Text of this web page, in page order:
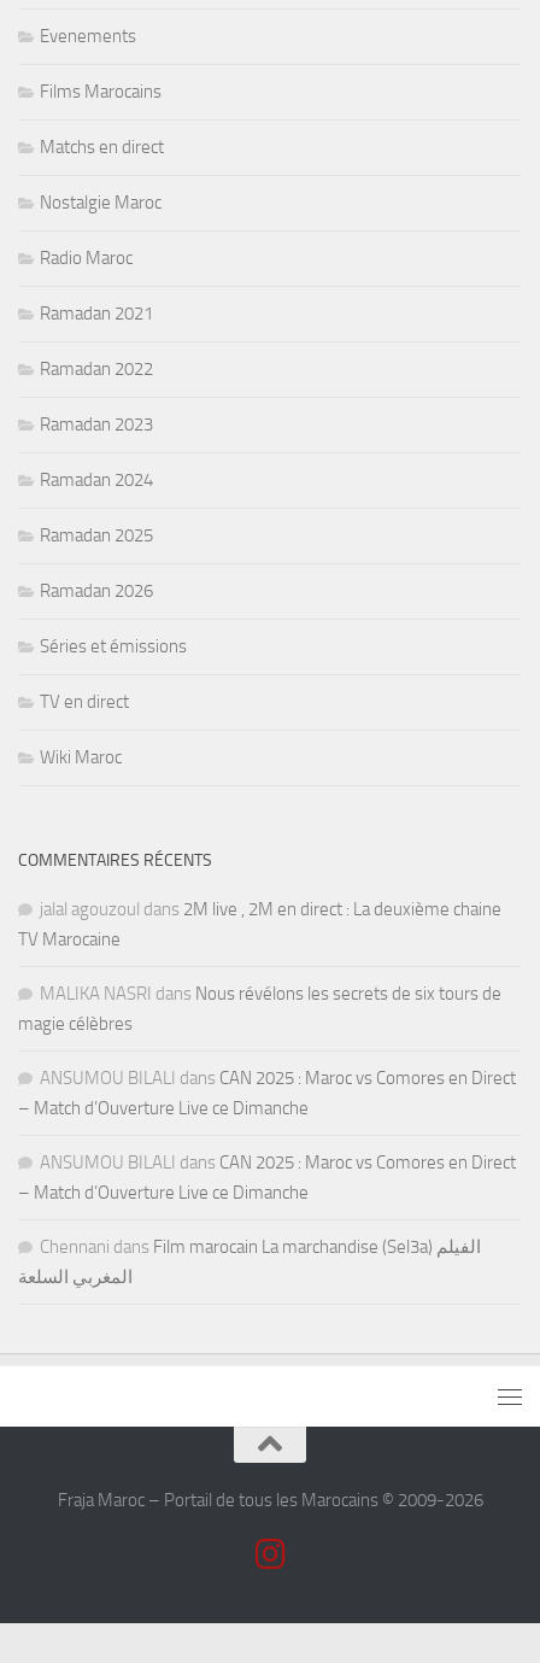
Evenements
Films Marocains
Matchs en direct
Nostalgie Maroc
Radio Maroc
Ramadan 2021
Ramadan 2022
Ramadan 2023
Ramadan 2024
Ramadan 2025
Ramadan 2026
Séries et émissions
TV en direct
Wiki Maroc
COMMENTAIRES RÉCENTS
jalal agouzoul dans 2M live , 2M en direct : La deuxième chaine
TV Marocaine
MALIKA NASRI dans Nous révélons les secrets de six tours de
magie célèbres
ANSUMOU BILALI dans CAN 2025 : Maroc vs Comores en Direct
– Match d’Ouverture Live ce Dimanche
ANSUMOU BILALI dans CAN 2025 : Maroc vs Comores en Direct
– Match d’Ouverture Live ce Dimanche
Chennani dans Film marocain La marchandise (Sel3a) الفيلم
المغربي السلعة
Fraja Maroc – Portail de tous les Marocains © 2009-2026